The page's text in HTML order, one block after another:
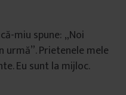
miu spune: „Noi
urmă”. Prietenele mele
Eu sunt la mijloc.